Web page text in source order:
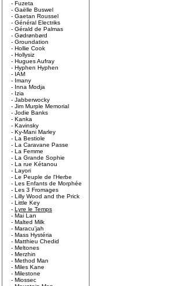
- Fuzeta
- Gaëlle Buswel
- Gaetan Roussel
- Général Electriks
- Gérald de Palmas
- Gødrønbørd
- Groundation
- Hollie Cook
- Hollysiz
- Hugues Aufray
- Hyphen Hyphen
- IAM
- Imany
- Inna Modja
- Izia
- Jabberwocky
- Jim Murple Memorial
- Jodie Banks
- Kanka
- Kavinsky
- Ky-Mani Marley
- La Bestiole
- La Caravane Passe
- La Femme
- La Grande Sophie
- La rue Kétanou
- Layori
- Le Peuple de l'Herbe
- Les Enfants de Morphée
- Les 3 Fromages
- Lilly Wood and the Prick
- Little Key
- Lyre le Temps
- Mai Lan
- Malted Milk
- Maracu'jah
- Mass Hystéria
- Matthieu Chedid
- Meltones
- Merzhin
- Method Man
- Miles Kane
- Milestone
- Miossec